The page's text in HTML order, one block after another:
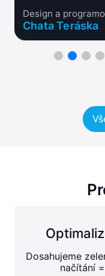
Design a
Chata Teráska
Dosahujeme
načítání